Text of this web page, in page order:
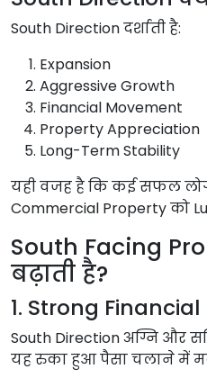
South Direction दर्शाती है:
Expansion
Aggressive Growth
Financial Movement
Property Appreciation
Long-Term Stability
यही वजह है कि कई सफल
Commercial Property को
South Facing
बढ़ाती है?
1. Strong
South Direction अग्नि और
यह रुका हुआ पैसा चलाने में